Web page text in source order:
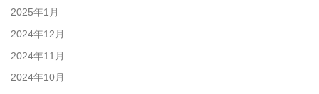
2025年1月
2024年12月
2024年11月
2024年10月